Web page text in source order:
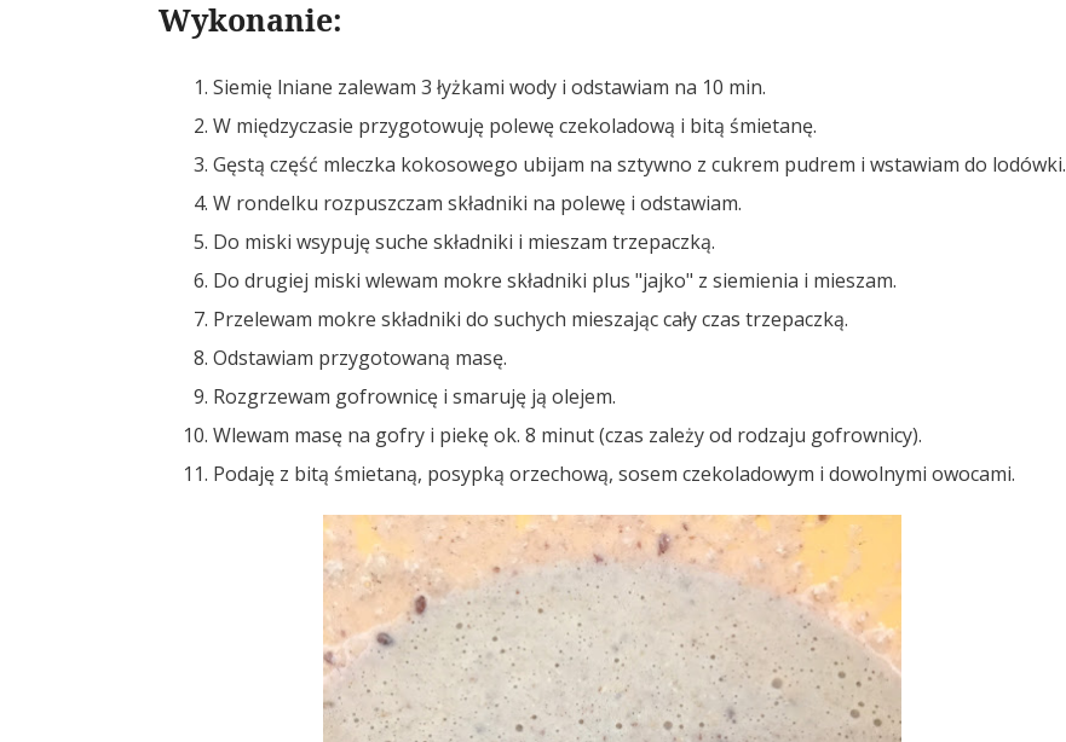
Wykonanie:
Siemię lniane zalewam 3 łyżkami wody i odstawiam na 10 min.
W międzyczasie przygotowuję polewę czekoladową i bitą śmietanę.
Gęstą część mleczka kokosowego ubijam na sztywno z cukrem pudrem i wstawiam do lodówki.
W rondelku rozpuszczam składniki na polewę i odstawiam.
Do miski wsypuję suche składniki i mieszam trzepaczką.
Do drugiej miski wlewam mokre składniki plus "jajko" z siemienia i mieszam.
Przelewam mokre składniki do suchych mieszając cały czas trzepaczką.
Odstawiam przygotowaną masę.
Rozgrzewam gofrownicę i smaruję ją olejem.
Wlewam masę na gofry i piekę ok. 8 minut (czas zależy od rodzaju gofrownicy).
Podaję z bitą śmietaną, posypką orzechową, sosem czekoladowym i dowolnymi owocami.